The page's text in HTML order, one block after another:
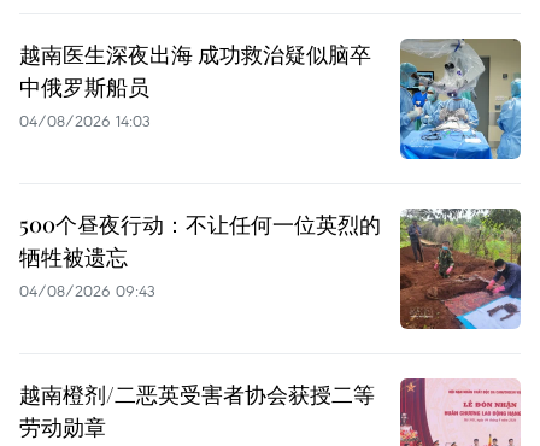
越南医生深夜出海 成功救治疑似脑卒
中俄罗斯船员
04/08/2026 14:03
500个昼夜行动：不让任何一位英烈的
牺牲被遗忘
04/08/2026 09:43
越南橙剂/二恶英受害者协会获授二等
劳动勋章